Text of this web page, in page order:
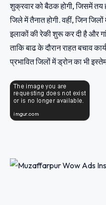
शुक्रवार को बैठक होगी, जिसमें
जिले में तैनात होगी. वहीं, जिन
इलाकों की रेकी शुरू कर दी है और
ताकि बाढ के दौरान राहत बचाव
प्रभावित जिलों में ड्रोन का भी